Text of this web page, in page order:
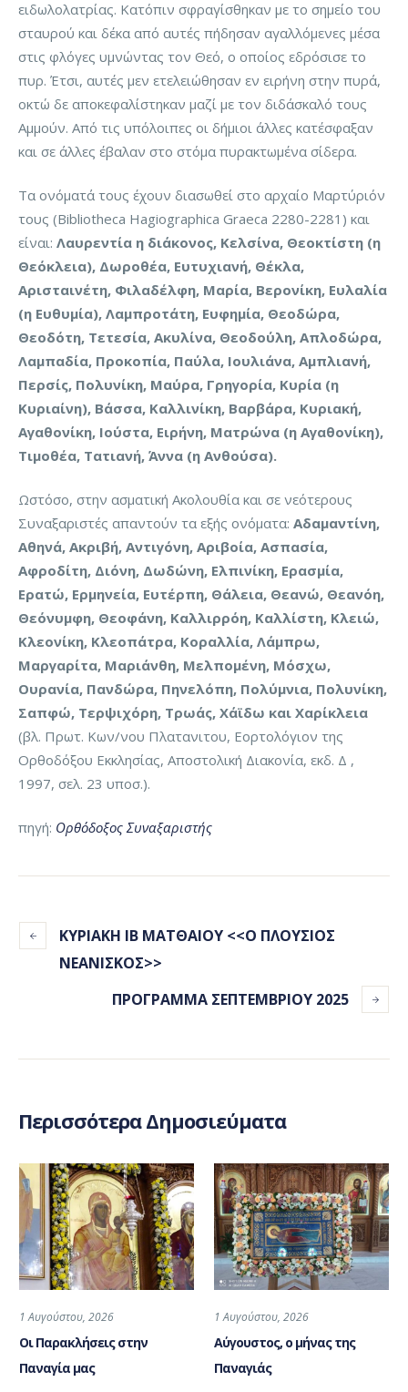
ειδωλολατρίας. Κατόπιν σφραγίσθηκαν με το σημείο του
σταυρού και δέκα από αυτές πήδησαν αγαλλόμενες μέσα
στις φλόγες υμνώντας τον Θεό, ο οποίος εδρόσισε το
πυρ. Έτσι, αυτές μεν ετελειώθησαν εν ειρήνη στην πυρά,
οκτώ δε αποκεφαλίστηκαν μαζί με τον διδάσκαλό τους
Αμμούν. Από τις υπόλοιπες οι δήμιοι άλλες κατέσφαξαν
και σε άλλες έβαλαν στο στόμα πυρακτωμένα σίδερα.
Τα ονόματά τους έχουν διασωθεί στο αρχαίο Μαρτύριόν
τους (Bibliotheca Hagiographica Graeca 2280-2281) και
είναι: Λαυρεντία η διάκονος, Κελσίνα, Θεοκτίστη (η
Θεόκλεια), Δωροθέα, Ευτυχιανή, Θέκλα,
Αρισταινέτη, Φιλαδέλφη, Μαρία, Βερονίκη, Ευλαλία
(η Ευθυμία), Λαμπροτάτη, Ευφημία, Θεοδώρα,
Θεοδότη, Τετεσία, Ακυλίνα, Θεοδούλη, Απλοδώρα,
Λαμπαδία, Προκοπία, Παύλα, Ιουλιάνα, Αμπλιανή,
Περσίς, Πολυνίκη, Μαύρα, Γρηγορία, Κυρία (η
Κυριαίνη), Βάσσα, Καλλινίκη, Βαρβάρα, Κυριακή,
Αγαθονίκη, Ιούστα, Ειρήνη, Ματρώνα (η Αγαθονίκη),
Τιμοθέα, Τατιανή, Άννα (η Ανθούσα).
Ωστόσο, στην ασματική Ακολουθία και σε νεότερους
Συναξαριστές απαντούν τα εξής ονόματα: Αδαμαντίνη,
Αθηνά, Ακριβή, Αντιγόνη, Αριβοία, Ασπασία,
Αφροδίτη, Διόνη, Δωδώνη, Ελπινίκη, Ερασμία,
Ερατώ, Ερμηνεία, Ευτέρπη, Θάλεια, Θεανώ, Θεανόη,
Θεόνυμφη, Θεοφάνη, Καλλιρρόη, Καλλίστη, Κλειώ,
Κλεονίκη, Κλεοπάτρα, Κοραλλία, Λάμπρω,
Μαργαρίτα, Μαριάνθη, Μελπομένη, Μόσχω,
Ουρανία, Πανδώρα, Πηνελόπη, Πολύμνια, Πολυνίκη,
Σαπφώ, Τερψιχόρη, Τρωάς, Χάϊδω και Χαρίκλεια
(βλ. Πρωτ. Κων/νου Πλατανιτου, Εορτολόγιον της
Ορθοδόξου Εκκλησίας, Αποστολική Διακονία, εκδ. Δ ,
1997, σελ. 23 υποσ.).
πηγή: Ορθόδοξος Συναξαριστής
ΚΥΡΙΑΚΗ ΙΒ ΜΑΤΘΑΙΟΥ <<Ο ΠΛΟΥΣΙΟΣ
ΝΕΑΝΙΣΚΟΣ>>
ΠΡΟΓΡΑΜΜΑ ΣΕΠΤΕΜΒΡΙΟΥ 2025
Περισσότερα Δημοσιεύματα
1 Αυγούστου, 2026
Οι Παρακλήσεις στην
Παναγία μας
1 Αυγούστου, 2026
Αύγουστος, ο μήνας της
Παναγιάς